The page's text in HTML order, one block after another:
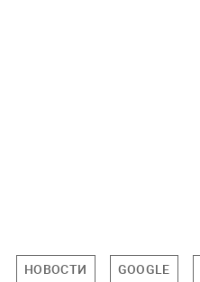
НОВОСТИ GOOGLE